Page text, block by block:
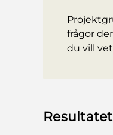
frågor
du vill